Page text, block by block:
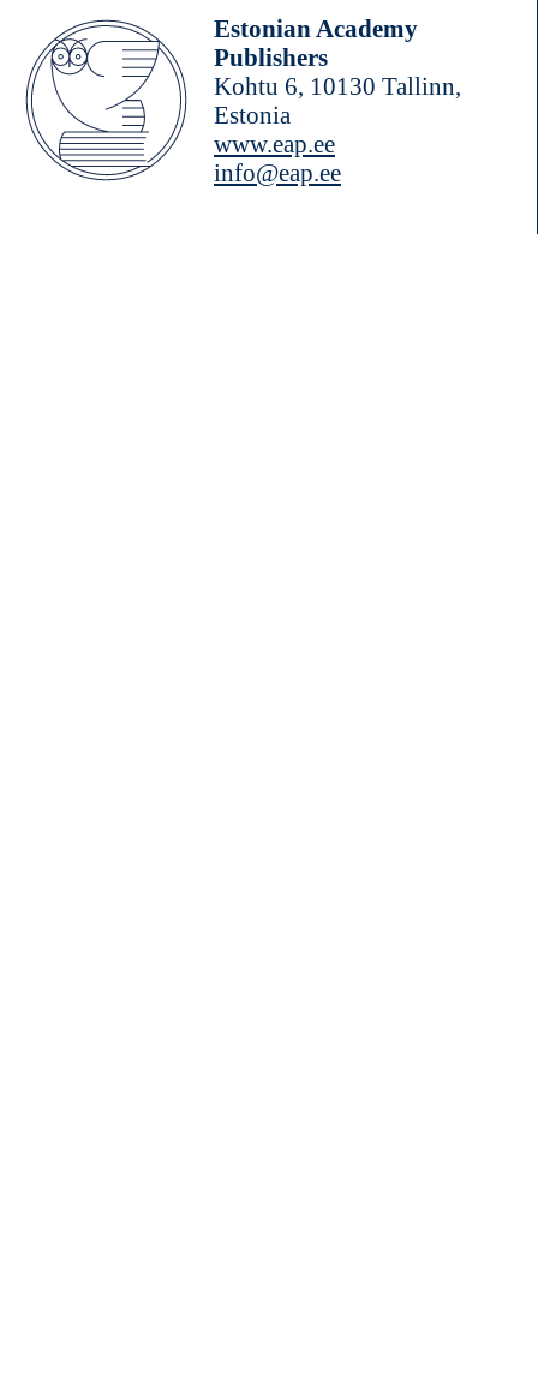
Estonian Academy
Publishers
Kohtu 6, 10130 Tallinn,
Estonia
www.eap.ee
info@eap.ee